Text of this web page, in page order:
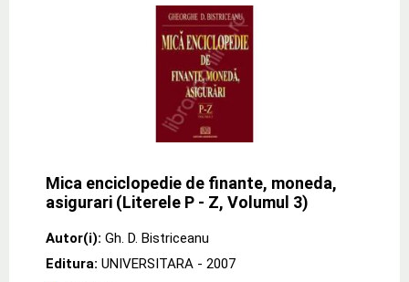
Mica enciclopedie de finante, moneda,
asigurari (Literele P - Z, Volumul 3)
Autor(i): Gh. D. Bistriceanu
Editura: UNIVERSITARA - 2007